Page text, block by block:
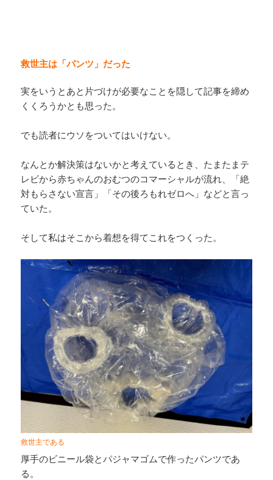
救世主は「パンツ」だった
実をいうとあと片づけが必要なことを隠して記事を締め
くくろうかとも思った。
でも読者にウソをついてはいけない。
なんとか解決策はないかと考えているとき、たまたまテ
レビから赤ちゃんのおむつのコマーシャルが流れ、「絶
対もらさない宣言」「その後ろもれゼロへ」などと言っ
ていた。
そして私はそこから着想を得てこれをつくった。
救世主である
厚手のビニール袋とパジャマゴムで作ったパンツであ
る。